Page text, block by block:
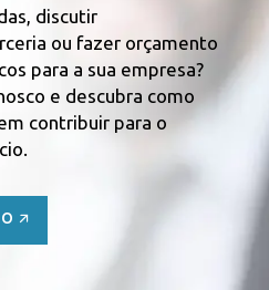
e
pela
de todos os
serviços.
discutir
ou fazer orçamento
para a sua empresa?
e descubra como
contribuir para o
🡭